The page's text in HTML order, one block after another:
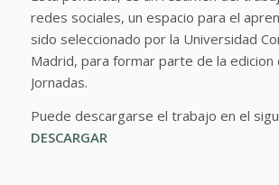
redes sociales, un espacio para el
sido seleccionado por la Universidad
Madrid, para formar parte de la edicion
Jornadas.
Puede descargarse el trabajo en el
DESCARGAR